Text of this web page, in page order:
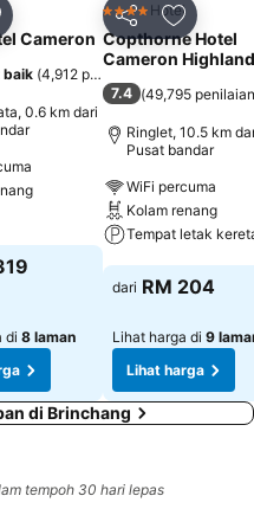
ke favorit
Cameron
baik (4,912 penilaian
0.6 km dari
di 8 laman
Kongsi Tambah
4 BintangHotel
Copthorne Hotel
Cameron
7.4 (49,795 penilaian
Ringlet, 10.5 km
Pusat bandar
WiFi percuma
Kolam renang
Tempat letak
Lihat harga
dari RM 204
Lihat harga di 9
Lihat harga
di Brinchang
tempoh 30 hari lepas